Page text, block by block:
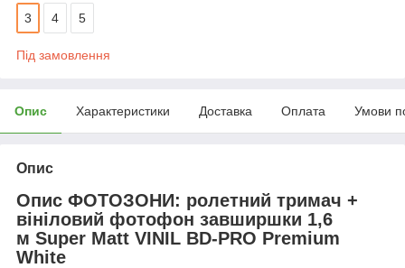
3 4 5
Під замовлення
Опис Характеристики Доставка Оплата Умови
Опис
Опис ФОТОЗОНИ: ролетний тримач +
вініловий фотофон завширшки 1,6
м Super Matt VINIL BD-PRO Premium
White